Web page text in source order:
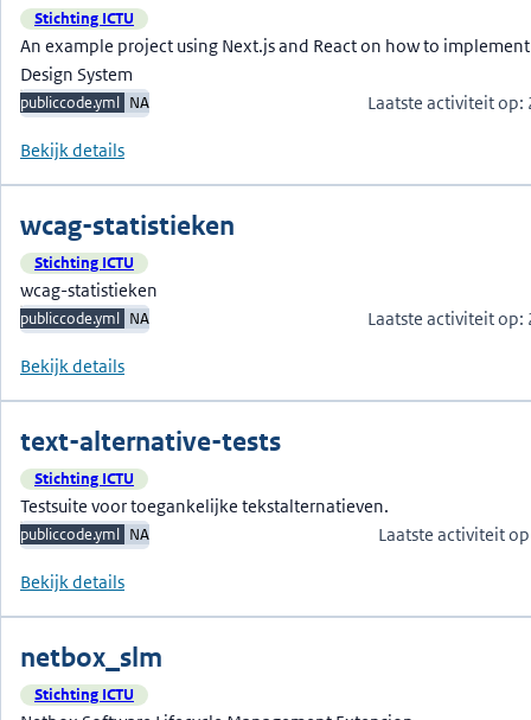
Stichting ICTU
An example project using Next.js and React on how to
Design System
publiccode.yml NA Laatste activiteit
Bekijk details
wcag-statistieken
Stichting ICTU
wcag-statistieken
publiccode.yml NA Laatste activiteit
Bekijk details
text-alternative-tests
Stichting ICTU
Testsuite voor toegankelijke tekstalternatieven.
publiccode.yml NA Laatste activiteit
Bekijk details
netbox_slm
Stichting ICTU